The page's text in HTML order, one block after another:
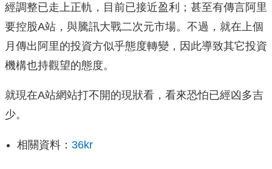
經調整已走上正軌，目前已接近盈利；甚至有傳言阿里
要控股A站，與騰訊大戰二次元市場。不過，就在上個
月傳出阿里的投資方似乎態度轉變，因此導致其它投資
機構也持觀望的態度。
就現在A站網站打不開的現狀看，看來恐怕已經凶多吉
少。
相關資料： 36kr